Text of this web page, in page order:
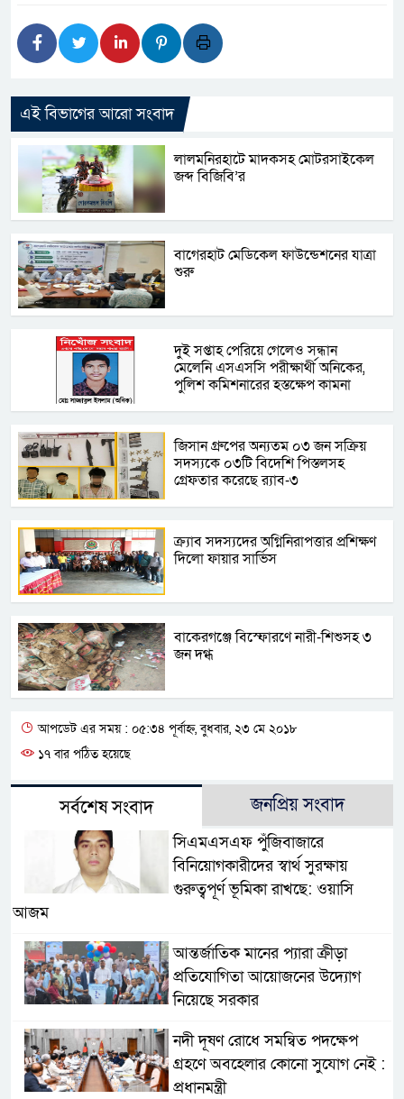
এই বিভাগের আরো সংবাদ
লালমনিরহাটে মাদকসহ মোটরসাইকেল
জব্দ বিজিবি’র
বাগেরহাট মেডিকেল ফাউন্ডেশনের যাত্রা
শুরু
দু্ই সপ্তাহ পেরিয়ে গেলেও সন্ধান
মেলেনি এসএসসি পরীক্ষার্থী অনিকের,
পুলিশ কমিশনারের হস্তক্ষেপ কামনা
জিসান গ্রুপের অন্যতম ০৩ জন সক্রিয়
সদস্যকে ০৩টি বিদেশি পিস্তলসহ
গ্রেফতার করেছে র‍্যাব-৩
ক্র্যাব সদস্যদের অগ্নিনিরাপত্তার প্রশিক্ষণ
দিলো ফায়ার সার্ভিস
বাকেরগঞ্জে বিস্ফোরণে নারী-শিশুসহ ৩
জন দগ্ধ
আপডেট এর সময় : ০৫:৩৪ পূর্বাহ্ন, বুধবার, ২৩ মে ২০১৮
১৭ বার পঠিত হয়েছে
সর্বশেষ সংবাদ জনপ্রিয় সংবাদ
সিএমএসএফ পুঁজিবাজারে
বিনিয়োগকারীদের স্বার্থ সুরক্ষায়
গুরুত্বপূর্ণ ভূমিকা রাখছে: ওয়াসি
আজম
আন্তর্জাতিক মানের প্যারা ক্রীড়া
প্রতিযোগিতা আয়োজনের উদ্যোগ
নিয়েছে সরকার
নদী দূষণ রোধে সমন্বিত পদক্ষেপ
গ্রহণে অবহেলার কোনো সুযোগ নেই :
প্রধানমন্ত্রী